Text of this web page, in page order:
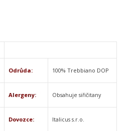
Odrůda: 100% Trebbiano DOP
Alergeny: Obsahuje siřičitany
Dovozce: Italicus s.r.o.